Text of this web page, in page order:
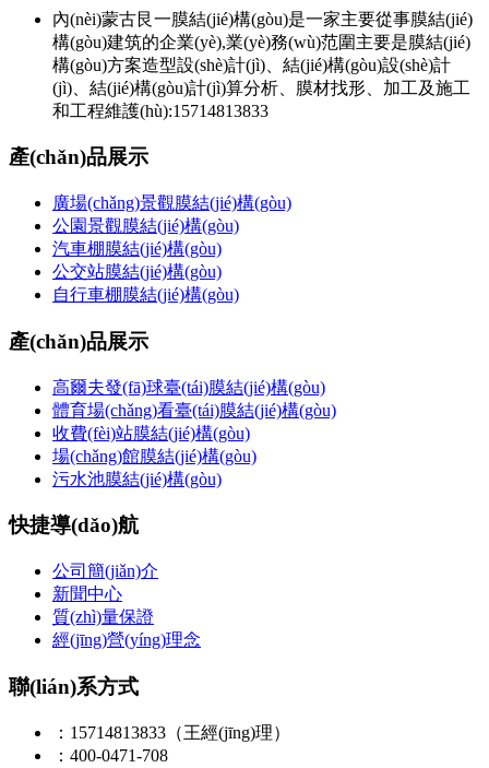
內(nèi)蒙古艮一膜結(jié)構(gòu)是一家主要從事膜結(jié)
構(gòu)建筑的企業(yè),業(yè)務(wù)范圍主要是膜結(jié)
構(gòu)方案造型設(shè)計(jì)、結(jié)構(gòu)設(shè)計
(jì)、結(jié)構(gòu)計(jì)算分析、膜材找形、加工及施工
和工程維護(hù):15714813833
產(chǎn)品展示
廣場(chǎng)景觀膜結(jié)構(gòu)
公園景觀膜結(jié)構(gòu)
汽車棚膜結(jié)構(gòu)
公交站膜結(jié)構(gòu)
自行車棚膜結(jié)構(gòu)
產(chǎn)品展示
高爾夫發(fā)球臺(tái)膜結(jié)構(gòu)
體育場(chǎng)看臺(tái)膜結(jié)構(gòu)
收費(fèi)站膜結(jié)構(gòu)
場(chǎng)館膜結(jié)構(gòu)
污水池膜結(jié)構(gòu)
快捷導(dǎo)航
公司簡(jiǎn)介
新聞中心
質(zhì)量保證
經(jīng)營(yíng)理念
聯(lián)系方式
：15714813833（王經(jīng)理）
：400-0471-708